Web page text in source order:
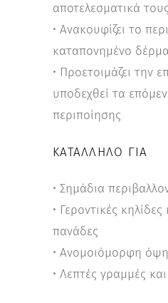
αποτελεσματικά
• Ανακουφίζει το
καταπονημένο δέρμα
• Προετοιμάζει την
υποδεχθεί τα
περιποίησης
ΚΑΤΆΛΛΗΛΟ ΓΙΑ
• Σημάδια
• Γεροντικές κηλίδες
πανάδες
• Ανομοιόμορφη
• Λεπτές γραμμές